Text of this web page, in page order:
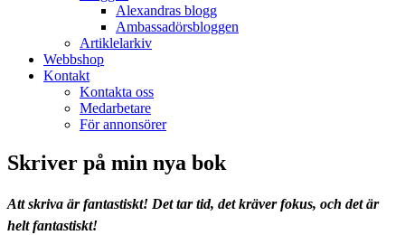
Alexandras blogg
Ambassadörsbloggen
Artiklelarkiv
Webbshop
Kontakt
Kontakta oss
Medarbetare
För annonsörer
Skriver på min nya bok
Att skriva är fantastiskt! Det tar tid, det kräver fokus, och det är
helt fantastiskt!